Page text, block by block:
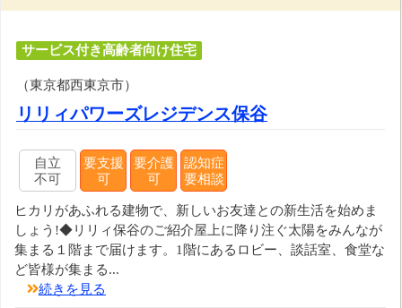
サービス付き高齢者向け住宅
（東京都西東京市）
リリィパワーズレジデンス保谷
自立
不可
要支援
可
要介護
可
認知症
要相談
ヒカリがあふれる建物で、新しいお友達との新生活を始めま
しょう!◆リリィ保谷のご紹介屋上に降り注ぐ太陽をみんなが
集まる１階まで届けます。1階にあるロビー、談話室、食堂な
ど皆様が集まる...
続きを見る